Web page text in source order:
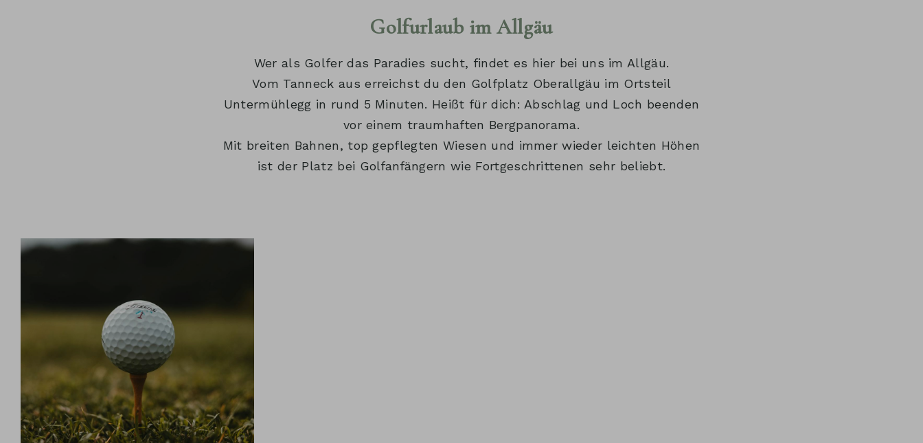
Golfurlaub im Allgäu
Wer als Golfer das Paradies sucht, findet es hier bei uns im Allgäu.
Vom Tanneck aus erreichst du den Golfplatz Oberallgäu im Ortsteil
Untermühlegg in rund 5 Minuten. Heißt für dich: Abschlag und Loch beenden
vor einem traumhaften Bergpanorama.
Mit breiten Bahnen, top gepflegten Wiesen und immer wieder leichten Höhen
ist der Platz bei Golfanfängern wie Fortgeschrittenen sehr beliebt.